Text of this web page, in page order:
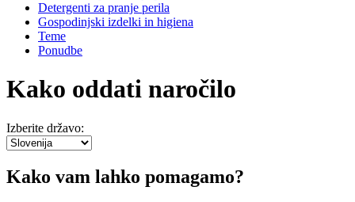
Detergenti za pranje perila
Gospodinjski izdelki in higiena
Teme
Ponudbe
Kako oddati naročilo
Izberite državo:
Kako vam lahko pomagamo?